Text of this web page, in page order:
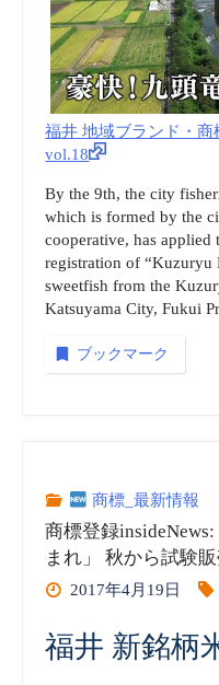
福
井
新
ONLINE”
福井 地域ブランド・
vol.18
By the 9th, the city
which is formed by the
cooperative, has applied
registration of “Kuzuryu
sweetfish from the
Katsuyama City, Fukui
ブックマーク
商標_最新情報
商標登録
まれ」 秋から試験
2017年4月19日
福井 新銘柄